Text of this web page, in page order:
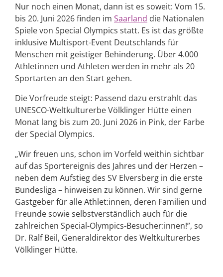
Nur noch einen Monat, dann ist es soweit: Vom 15.
bis 20. Juni 2026 finden im Saarland die Nationalen
Spiele von Special Olympics statt. Es ist das größte
inklusive Multisport-Event Deutschlands für
Menschen mit geistiger Behinderung. Über 4.000
Athletinnen und Athleten werden in mehr als 20
Sportarten an den Start gehen.
Die Vorfreude steigt: Passend dazu erstrahlt das
UNESCO-Weltkulturerbe Völklinger Hütte einen
Monat lang bis zum 20. Juni 2026 in Pink, der Farbe
der Special Olympics.
„Wir freuen uns, schon im Vorfeld weithin sichtbar
auf das Sportereignis des Jahres und der Herzen –
neben dem Aufstieg des SV Elversberg in die erste
Bundesliga – hinweisen zu können. Wir sind gerne
Gastgeber für alle Athlet:innen, deren Familien und
Freunde sowie selbstverständlich auch für die
zahlreichen Special-Olympics-Besucher:innen!”, so
Dr. Ralf Beil, Generaldirektor des Weltkulturerbes
Völklinger Hütte.